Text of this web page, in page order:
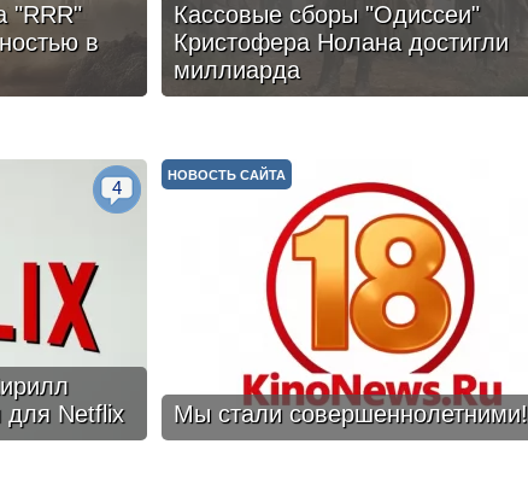
"RRR"
в
Кассовые сборы "Одиссеи"
Кристофера Нолана достигли
миллиарда
Netflix
4
Мы стали совершеннолетними!
НОВОСТЬ САЙТА